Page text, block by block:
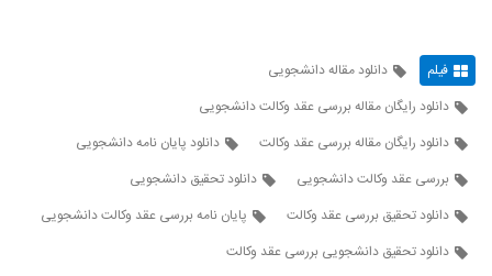
فیلم
دانلود مقاله دانشجویی
دانلود رایگان مقاله بررسی عقد وکالت دانشجویی
دانلود رایگان مقاله بررسی عقد وکالت
دانلود پایان نامه دانشجویی
بررسی عقد وکالت دانشجویی
دانلود تحقیق دانشجویی
دانلود تحقیق بررسی عقد وکالت
پایان نامه بررسی عقد وکالت دانشجویی
دانلود تحقیق دانشجویی بررسی عقد وکالت